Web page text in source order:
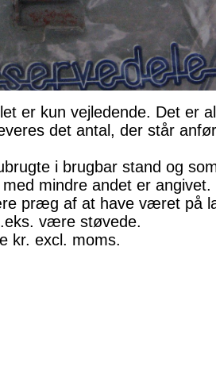
er kun vejledende. Det er
det antal, der står
i brugbar stand og
mindre andet er angivet.
præg af at have været på
være støvede.
kr. excl. moms.